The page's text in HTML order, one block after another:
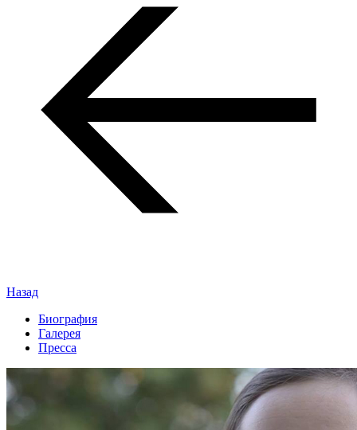
Назад
Биография
Галерея
Пресса